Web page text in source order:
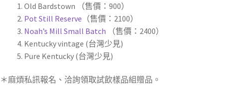
Old Bardstown （售價： 900）
Pot Still Reserve （售價： 2100）
Noah’s Mill Small Batch （售價： 2400）
Kentucky vintage (台灣少見)
Pure Kentucky (台灣少見)
＊麻煩私訊報名、洽詢領取試飲樣品組贈品。